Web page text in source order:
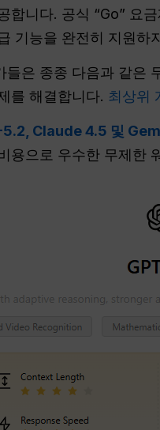
합니다. 공식 “Go” 요
기능을 완전히 지원하
들은 종종 다음과 같은
를 해결합니다. 최상위
5.2, Claude 4.5 및
용으로 우수한 무제한